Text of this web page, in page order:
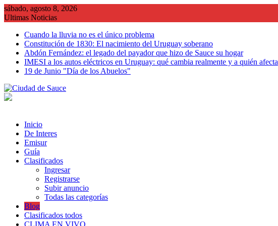
Saltar
al
sábado, agosto 8, 2026
Ultimas Noticias
Cuando la lluvia no es el único problema
Constitución de 1830: El nacimiento del Uruguay soberano
Abdón Fernández: el legado del payador que hizo de Sauce su hogar
IMESI a los autos eléctricos en Uruguay: qué cambia realmente y a quién afecta
19 de Junio "Día de los Abuelos"
Inicio
De Interes
Emisur
Guía
Clasificados
Ingresar
Registrarse
Subir anuncio
Todas las categorías
Blog
Clasificados todos
CLIMA EN VIVO